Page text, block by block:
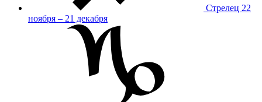
Стрелец 22
ноября – 21 декабря